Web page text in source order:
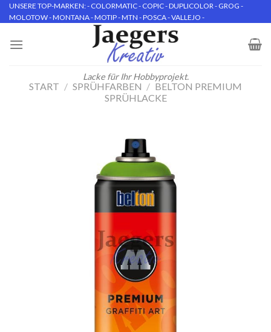
Skip
to
UNSERE TOP-MARKEN: - COLORMATIC - COPIC - DUPLICOLOR - GROG -
MOLOTOW - MONTANA - MOTIP - MTN - POSCA - VALLEJO -
Lacke für Ihr Hobbyprojekt.
START / SPRÜHFARBEN / BELTON PREMIUM
SPRÜHLACKE